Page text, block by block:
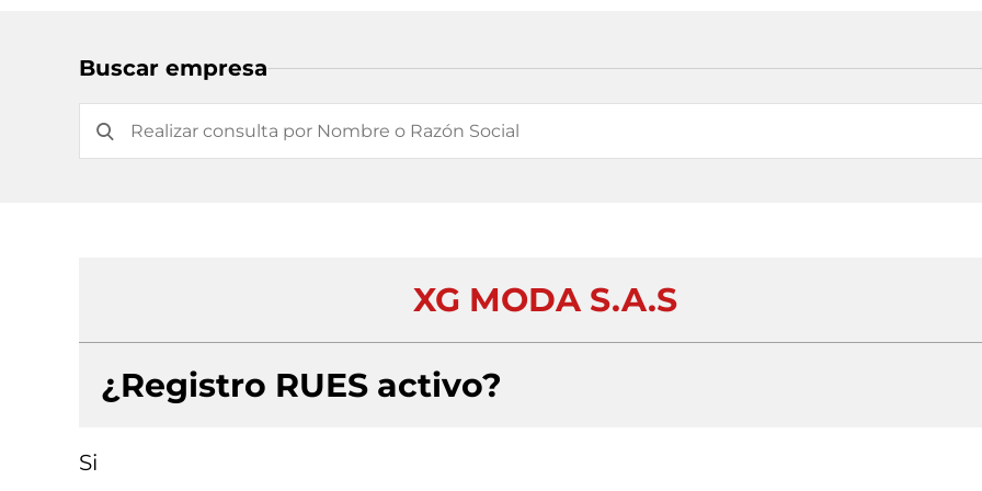
Buscar empresa
XG MODA S.A.S
¿Registro RUES activo?
Si